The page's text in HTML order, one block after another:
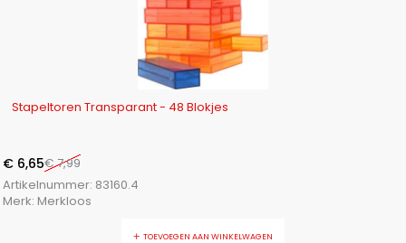
Stapeltoren Transparant - 48 Blokjes
€7,99
€ 6,65
Artikelnummer: 83160.4
Merk: Merkloos
TOEVOEGEN AAN WINKELWAGEN